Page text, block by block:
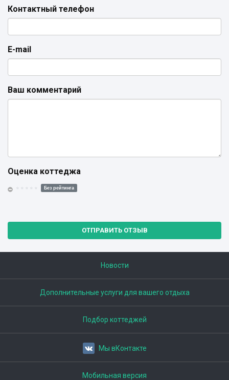
Контактный телефон
E-mail
Ваш комментарий
Оценка коттеджа
Без рейтинга
ОТПРАВИТЬ ОТЗЫВ
Новости
Дополнительные услуги для вашего отдыха
Подбор коттеджей
Мы вКонтакте
Мобильная версия